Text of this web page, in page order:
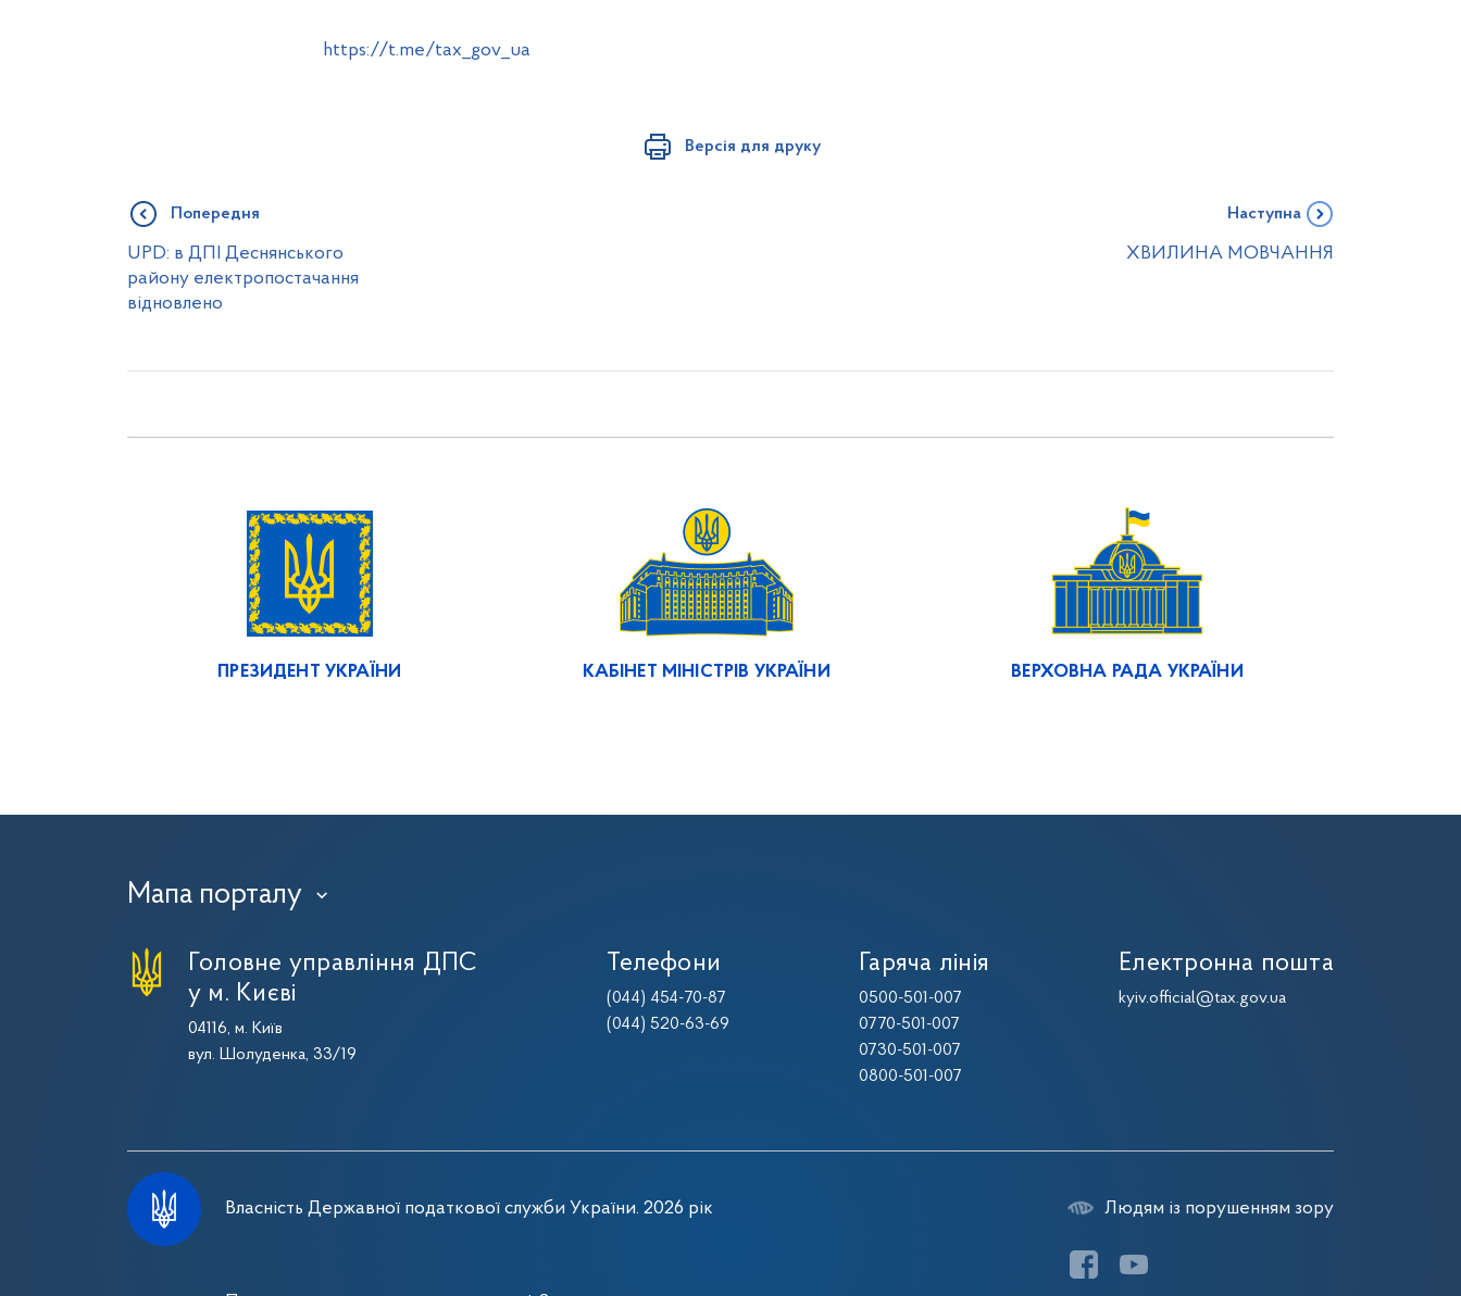
https://t.me/tax_gov_ua
Версія для друку
Попередня
UPD: в ДПІ Деснянського
району електропостачання
відновлено
Наступна
ХВИЛИНА МОВЧАННЯ
ПРЕЗИДЕНТ УКРАЇНИ КАБІНЕТ МІНІСТРІВ УКРАЇНИ ВЕРХОВНА РАДА УКРАЇНИ
Мапа порталу ›
Головне управління ДПС
у м. Києві
04116, м. Київ
вул. Шолуденка, 33/19
Телефони
(044) 454-70-87
(044) 520-63-69
Гаряча лінія
0500-501-007
0770-501-007
0730-501-007
0800-501-007
Електронна пошта
kyiv.official@tax.gov.ua
Власність Державної податкової служби України. 2026 рік Людям із порушенням зору